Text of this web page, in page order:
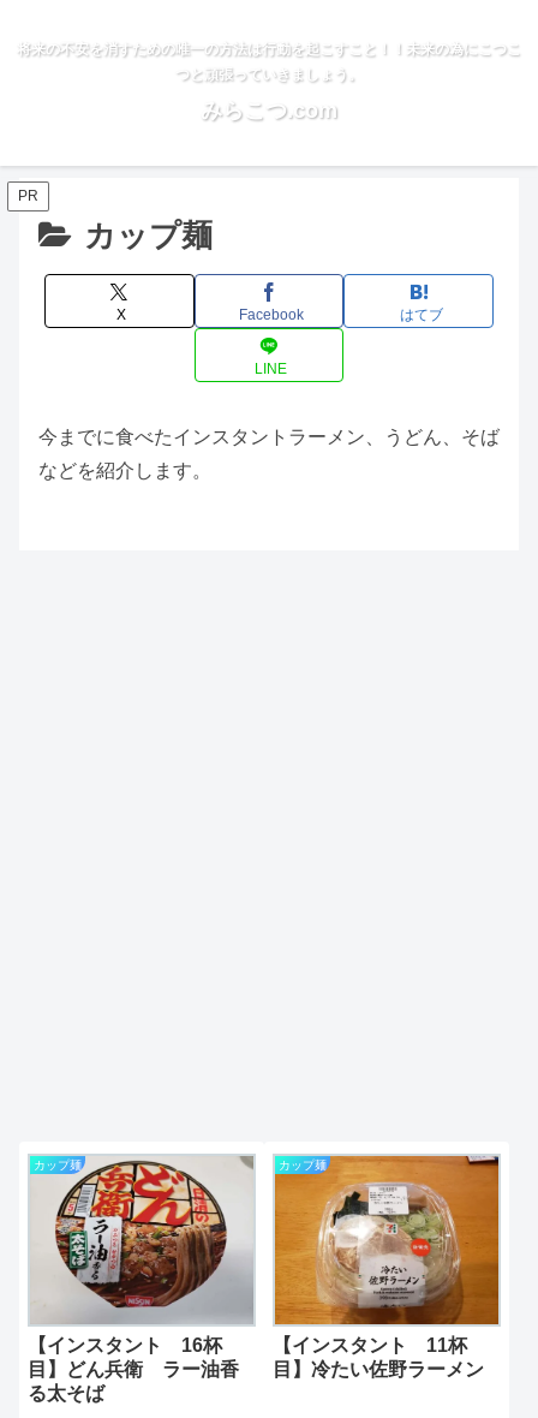
将来の不安を消すための唯一の方法は行動を起こすこと！！未来の為にこつこ
つと頑張っていきましょう。
みらこつ.com
PR
カップ麺
X Facebook はてブ
LINE
今までに食べたインスタントラーメン、うどん、そば
などを紹介します。
カップ麺
【インスタント 16杯
目】どん兵衛 ラー油香
る太そば
カップ麺
【インスタント 11杯
目】冷たい佐野ラーメン